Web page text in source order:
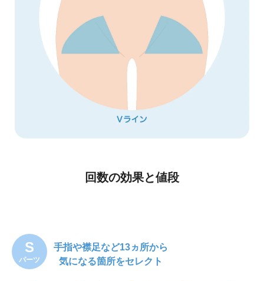
回数の効果と値段
S
パーツ
手指や襟足など13ヵ所から
気になる箇所をセレクト